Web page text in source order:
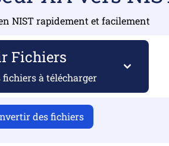
NIST rapidement et facilement
Fichiers
fichiers à télécharger
des fichiers